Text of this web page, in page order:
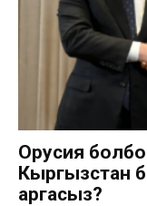
Орусия
Кыргызстан
аргасыз?